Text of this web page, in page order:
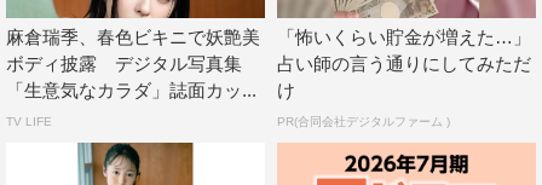
麻倉瑞季、春色ビキニで妖艶美
ボディ披露 デジタル写真集
「生意気なカラダ」誌面カッ...
TV LIFE
「怖いくらい貯金が増えた…」
占い師の言う通りにしてみただ
け
PR(合同会社デジタルファーム )